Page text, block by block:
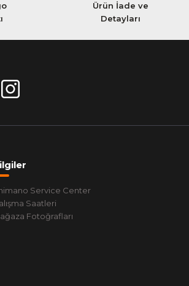
Ürün İade ve
Detayları
Service Center
Saatleri
Fotoğrafları